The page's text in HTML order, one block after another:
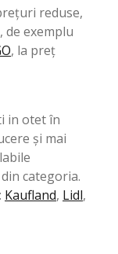
reduse,
de exemplu
, la preț
in otet în
și mai
categoria.
Kaufland, Lidl,